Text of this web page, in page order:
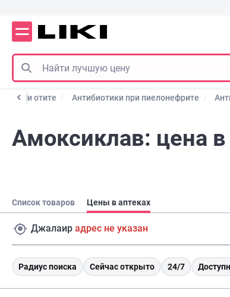
при отите Антибиотики при пиелонефрите
Амоксиклав: цена
Список товаров Цены в аптеках
Джалаир адрес не указан
Радиус поиска Сейчас открыто 24/7